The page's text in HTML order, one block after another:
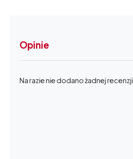
Opinie
Na razie nie dodano żadnej recenzji.